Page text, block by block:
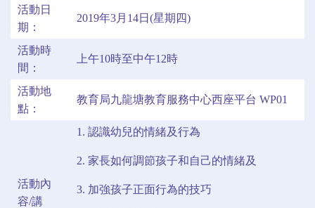
活動日
期：
2019年3月14日(星期四)
活動時
間：
上午10時至中午12時
活動地
點：
教育局九龍塘教育服務中心西座平台 WP01
活動內
容/講
1. 認識幼兒的情緒及行為
2. 家長如何調節孩子和自己的情緒及
3. 加強孩子正面行為的技巧